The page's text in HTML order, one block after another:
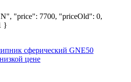
"price": 7700, "priceOld": 0,
}